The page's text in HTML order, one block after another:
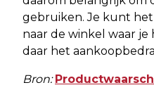
gebruiken. Je kunt
naar de winkel waar
daar het
Bron: